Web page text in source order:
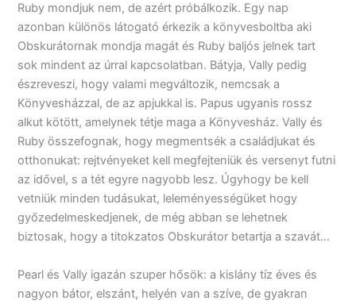
Ruby mondjuk nem, de azért próbálkozik. Egy nap
azonban különös látogató érkezik a könyvesboltba aki
Obskurátornak mondja magát és Ruby baljós jelnek tart
sok mindent az úrral kapcsolatban. Bátyja, Vally pedig
észreveszi, hogy valami megváltozik, nemcsak a
Könyvesházzal, de az apjukkal is. Papus ugyanis rossz
alkut kötött, amelynek tétje maga a Könyvesház. Vally és
Ruby összefognak, hogy megmentsék a családjukat és
otthonukat: rejtvényeket kell megfejteniük és versenyt futni
az idővel, s a tét egyre nagyobb lesz. Úgyhogy be kell
vetniük minden tudásukat, leleményességüket hogy
győzedelmeskedjenek, de még abban se lehetnek
biztosak, hogy a titokzatos Obskurátor betartja a szavát…
Pearl és Vally igazán szuper hősök: a kislány tíz éves és
nagyon bátor, elszánt, helyén van a szíve, de gyakran